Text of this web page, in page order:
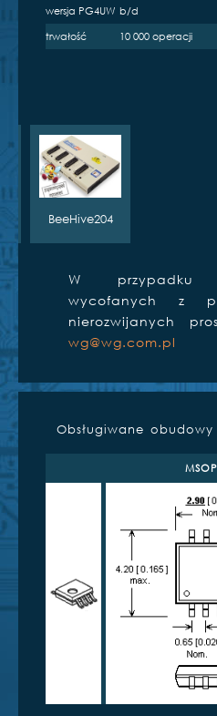
wersja PG4UW b/d
trwałość
10 000 operacji
BeeHive204
W przypadku
wycofanych z
nierozwijanych
wg@wg.com.pl
Obsługiwane